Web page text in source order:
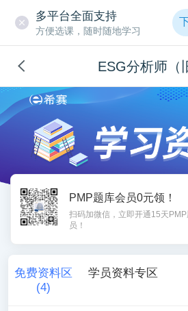
多平台全面支持
方便选课，随时随地学习
ESG分析师（
PMP题库会员0元领！
扫码加微信，立即开通15天PMP
员！
免费资料区
(4)
学员资料专区